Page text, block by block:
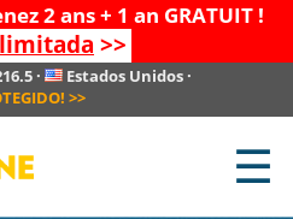
2 ans + 1 an GRATUIT !
>>
· Estados Unidos ·
>>
☰